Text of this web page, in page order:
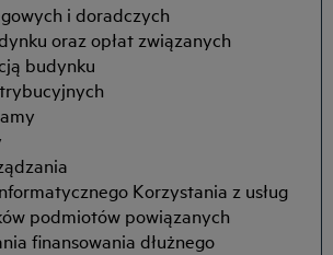
i doradczych
oraz opłat związanych
budynku
Korzystania z usług
podmiotów powiązanych
finansowania dłużnego